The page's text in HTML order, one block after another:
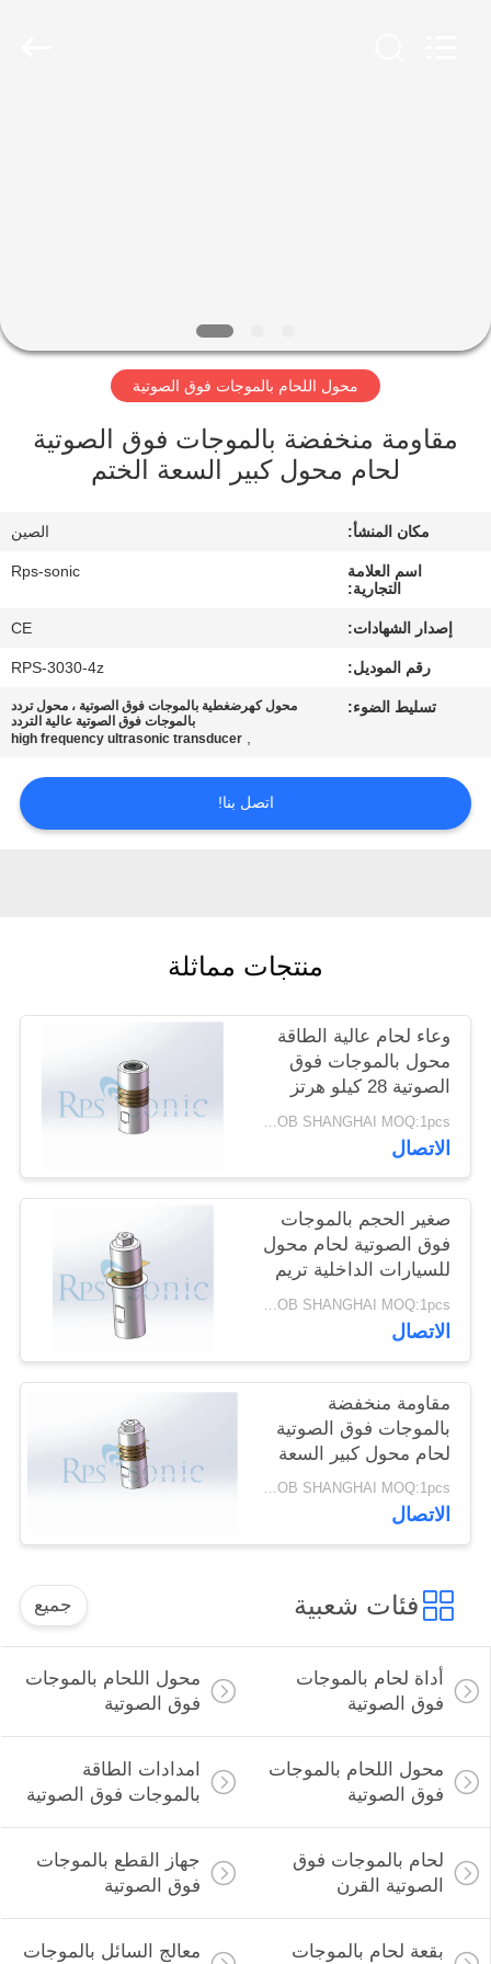
عنا
في
المعمل
مراقبة
الجودة
حالات
سياسة
الخصوصية
محول اللحام بالموجات فوق الصوتية
مقاومة منخفضة بالموجات فوق الصوتية
لحام محول كبير السعة الختم
مكان المنشأ: الصين
اسم العلامة
التجارية:
Rps-sonic
إصدار الشهادات: CE
رقم الموديل: RPS-3030-4z
تسليط الضوء:
محول كهرضغطية بالموجات فوق الصوتية ، محول تردد
بالموجات فوق الصوتية عالية التردد
,
high frequency ultrasonic transducer
اتصل بنا!
منتجات مماثلة
وعاء لحام عالية الطاقة
محول بالموجات فوق
الصوتية 28 كيلو هرتز
USD150/PC FOB SHANGHAI MOQ:1pcs
الاتصال
صغير الحجم بالموجات
فوق الصوتية لحام محول
للسيارات الداخلية تريم
USD150/PC FOB SHANGHAI MOQ:1pcs
الاتصال
مقاومة منخفضة
بالموجات فوق الصوتية
لحام محول كبير السعة
الختم
USD150/PC FOB SHANGHAI MOQ:1pcs
الاتصال
فئات شعبية جميع
أداة لحام بالموجات
فوق الصوتية
محول اللحام بالموجات
فوق الصوتية
محول اللحام بالموجات
فوق الصوتية
امدادات الطاقة
بالموجات فوق الصوتية
لحام بالموجات فوق
الصوتية القرن
جهاز القطع بالموجات
فوق الصوتية
بقعة لحام بالموجات معالج السائل بالموجات